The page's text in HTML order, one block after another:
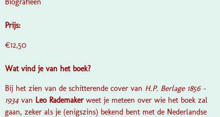
Prijs:
€12,50
Wat vind je van het boek?
Bij het zien van de schitterende cover van H.P. Berlage 1856 -
1934 van Leo Rademakerweet je meteen over wie het boek zal
gaan, zeker als je (enigszins) bekend bent met de Nederlandse